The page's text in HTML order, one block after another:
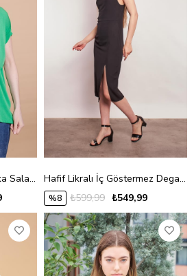
Likralı Krep Kumaş V Yaka Salaş Yanı Yırtmaçlı Oversize Bluz-B.Yeşil Hafif Likralı İç Göstermez Degaje Yaka İp Askılı Önden Yırtmaçlı Diz Altı Elbise-Siyah
%8 ₺549,99
₺599,99